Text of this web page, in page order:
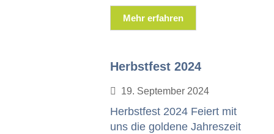
Mehr erfahren
Herbstfest 2024
19. Sep­tem­ber 2024
Herb­st­fest 2024 Feiert mit
uns die gold­ene Jahreszeit